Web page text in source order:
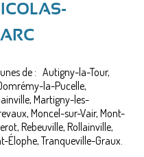
de : Autigny-la-Tour,
la-Pucelle,
Martigny-les-
Moncel-sur-Vair, Mont-
Rebeuville, Rollainville,
Élophe, Tranqueville-Graux.